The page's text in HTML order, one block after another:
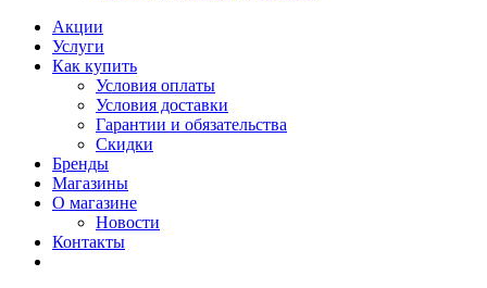
Акции
Услуги
Как купить
Условия оплаты
Условия доставки
Гарантии и обязательства
Скидки
Бренды
Магазины
О магазине
Новости
Контакты